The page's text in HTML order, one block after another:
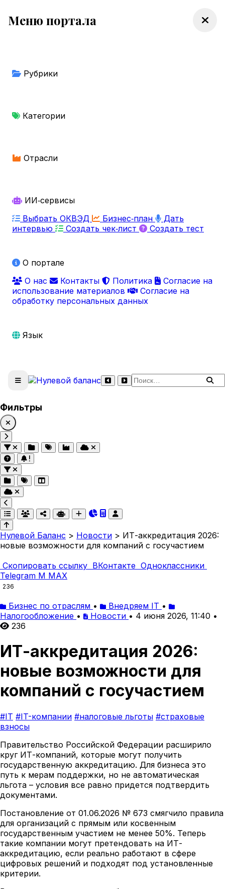
Меню портала
Рубрики
Категории
Отрасли
ИИ‑сервисы
Выбрать ОКВЭД
Бизнес‑план
Дать
интервью
Создать чек‑лист Создать тест
О портале
О нас
Контакты Политика
Согласие на
использование материалов
Согласие на
обработку персональных данных
Язык
Поиск по сайту
Фильтры
Нулевой Баланс > Новости > ИТ-аккредитация 2026:
новые возможности для компаний с госучастием
Скопировать ссылку ВКонтакте Одноклассники
Telegram M MAX
236
Бизнес по отраслям • Внедряем IT •
Налогообложение • Новости • 4 июня 2026, 11:40 •
236
ИТ-аккредитация 2026:
новые возможности для
компаний с госучастием
#IT #IT-компании #налоговые льготы #страховые
взносы
Правительство Российской Федерации расширило
круг ИТ-компаний, которые могут получить
государственную аккредитацию. Для бизнеса это
путь к мерам поддержки, но не автоматическая
льгота – условия все равно придется подтвердить
документами.
Постановление от 01.06.2026 № 673 смягчило правила
для организаций с прямым или косвенным
государственным участием не менее 50%. Теперь
такие компании могут претендовать на ИТ-
аккредитацию, если реально работают в сфере
цифровых решений и подходят под установленные
критерии.